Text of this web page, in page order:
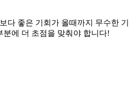
다 좋은 기회가 올때까지 무수한 기
분에 더 초점을 맞춰야 합니다!